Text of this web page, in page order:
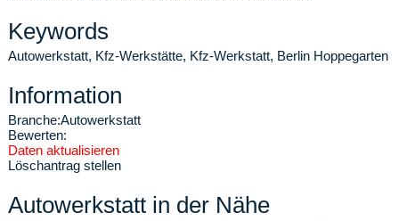
Keywords
Autowerkstatt, Kfz-Werkstätte, Kfz-Werkstatt, Berlin Hoppegarten
Information
Branche:Autowerkstatt
Bewerten:
Daten aktualisieren
Löschantrag stellen
Autowerkstatt in der Nähe